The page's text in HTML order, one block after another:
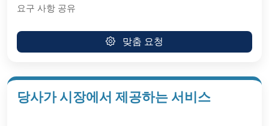
요구 사항 공유
맞춤 요청
당사가 시장에서 제공하는 서비스